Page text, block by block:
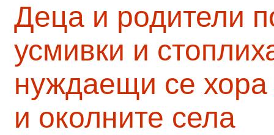
Деца и родители
усмивки и
нуждаещи се
и околните села